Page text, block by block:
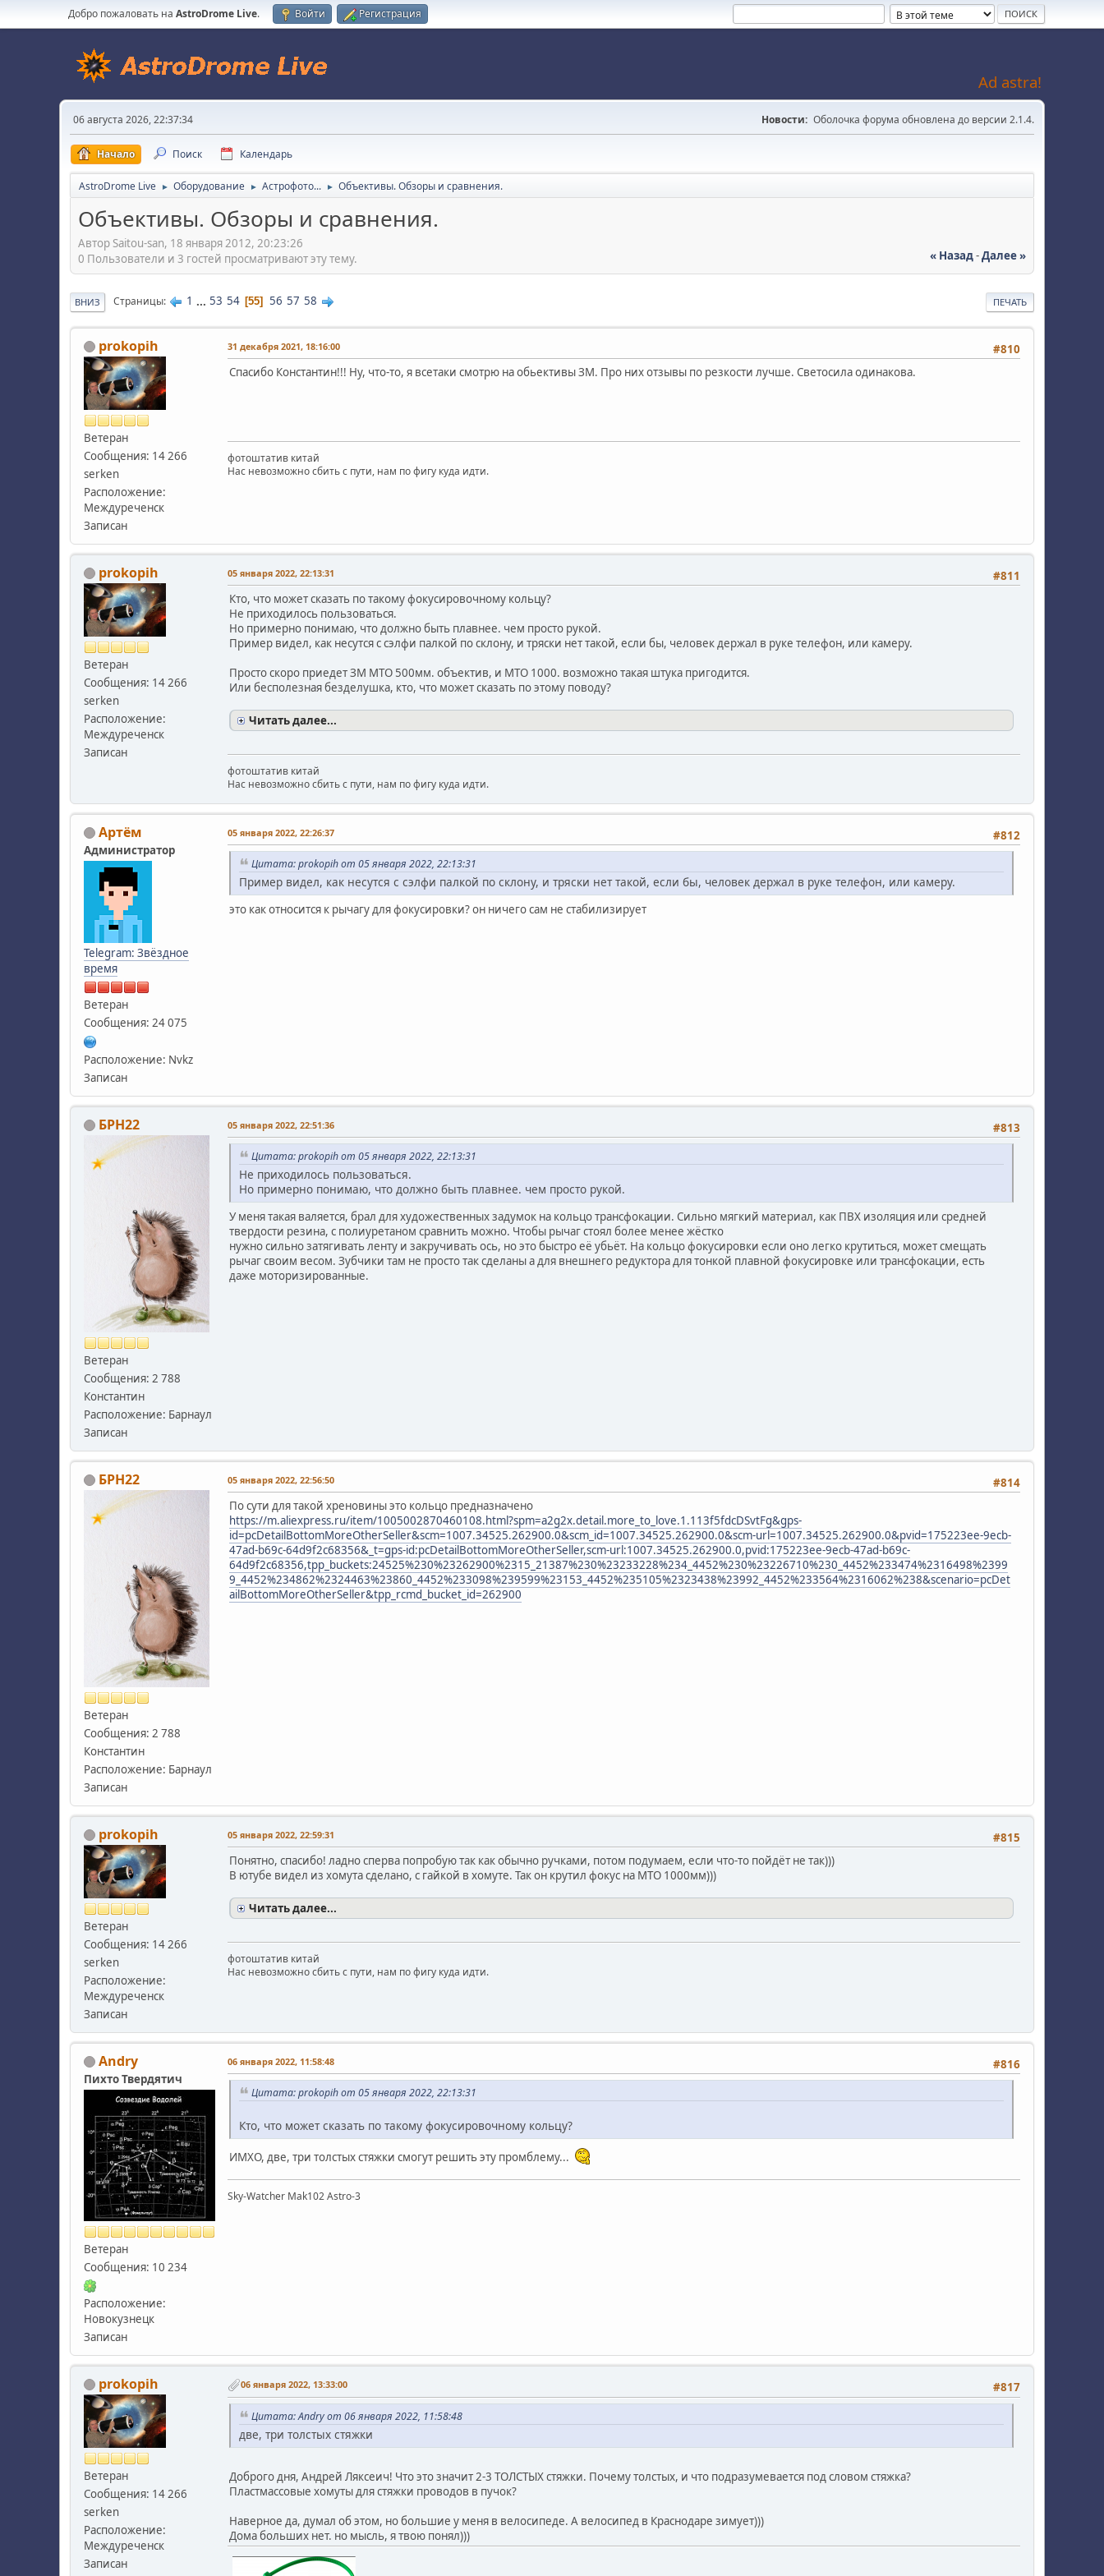
Добро пожаловать на AstroDrome Live. Войти Регистрация
Ad astra!
06 августа 2026, 22:37:34 Новости: Оболочка форума обновлена до версии 2.1.4.
Начало Поиск Календарь
AstroDrome Live ► Оборудование ► Астрофото... ► Объективы. Обзоры и сравнения.
Объективы. Обзоры и сравнения.
Автор Saitou-san, 18 января 2012, 20:23:26
« Назад-Далее »
0 Пользователи и 3 гостей просматривают эту тему.
ПЕЧАТЬ
ВНИЗ Страницы 1 ... 53 54 55 56 57 58
prokopih
Ветеран
Сообщения: 14 266
serken
Расположение:
Междуреченск
Записан
#810
31 декабря 2021, 18:16:00
Спасибо Константин!!! Ну, что-то, я всетаки смотрю на обьективы ЗМ. Про них отзывы по резкости лучше. Светосила одинакова.
фотоштатив китай
Нас невозможно сбить с пути, нам по фигу куда идти.
prokopih
Ветеран
Сообщения: 14 266
serken
Расположение:
Междуреченск
Записан
#811
05 января 2022, 22:13:31
Кто, что может сказать по такому фокусировочному кольцу?
Не приходилось пользоваться.
Но примерно понимаю, что должно быть плавнее. чем просто рукой.
Пример видел, как несутся с сэлфи палкой по склону, и тряски нет такой, если бы, человек держал в руке телефон, или камеру.
Просто скоро приедет ЗМ МТО 500мм. объектив, и МТО 1000. возможно такая штука пригодится.
Или бесполезная безделушка, кто, что может сказать по этому поводу?
Читать далее...
фотоштатив китай
Нас невозможно сбить с пути, нам по фигу куда идти.
Артём
Администратор
Telegram: Звёздное
время
Ветеран
Сообщения: 24 075
Расположение: Nvkz
Записан
#812
05 января 2022, 22:26:37
Цитата: prokopih от 05 января 2022, 22:13:31
Пример видел, как несутся с сэлфи палкой по склону, и тряски нет такой, если бы, человек держал в руке телефон, или камеру.
это как относится к рычагу для фокусировки? он ничего сам не стабилизирует
БРН22
Ветеран
Сообщения: 2 788
Константин
Расположение: Барнаул
Записан
#813
05 января 2022, 22:51:36
Цитата: prokopih от 05 января 2022, 22:13:31
Не приходилось пользоваться.
Но примерно понимаю, что должно быть плавнее. чем просто рукой.
У меня такая валяется, брал для художественных задумок на кольцо трансфокации. Сильно мягкий материал, как ПВХ изоляция или средней
твердости резина, с полиуретаном сравнить можно. Чтобы рычаг стоял более менее жёстко
нужно сильно затягивать ленту и закручивать ось, но это быстро её убьёт. На кольцо фокусировки если оно легко крутиться, может смещать
рычаг своим весом. Зубчики там не просто так сделаны а для внешнего редуктора для тонкой плавной фокусировке или трансфокации, есть
даже моторизированные.
БРН22
Ветеран
Сообщения: 2 788
Константин
Расположение: Барнаул
Записан
#814
05 января 2022, 22:56:50
По сути для такой хреновины это кольцо предназначено
https://m.aliexpress.ru/item/1005002870460108.html?spm=a2g2x.detail.more_to_love.1.113f5fdcDSvtFg&gps-
id=pcDetailBottomMoreOtherSeller&scm=1007.34525.262900.0&scm_id=1007.34525.262900.0&scm-url=1007.34525.262900.0&pvid=175223ee-9ecb-
47ad-b69c-64d9f2c68356&_t=gps-id:pcDetailBottomMoreOtherSeller,scm-url:1007.34525.262900.0,pvid:175223ee-9ecb-47ad-b69c-
64d9f2c68356,tpp_buckets:24525%230%23262900%2315_21387%230%23233228%234_4452%230%23226710%230_4452%233474%2316498%2399
9_4452%234862%2324463%23860_4452%233098%239599%23153_4452%235105%2323438%23992_4452%233564%2316062%238&scenario=pcDet
ailBottomMoreOtherSeller&tpp_rcmd_bucket_id=262900
prokopih
Ветеран
Сообщения: 14 266
serken
Расположение:
Междуреченск
Записан
#815
05 января 2022, 22:59:31
Понятно, спасибо! ладно сперва попробую так как обычно ручками, потом подумаем, если что-то пойдёт не так)))
В ютубе видел из хомута сделано, с гайкой в хомуте. Так он крутил фокус на МТО 1000мм)))
Читать далее...
фотоштатив китай
Нас невозможно сбить с пути, нам по фигу куда идти.
Andry
Пихто Твердятич
Ветеран
Сообщения: 10 234
Расположение:
Новокузнецк
Записан
#816
06 января 2022, 11:58:48
Цитата: prokopih от 05 января 2022, 22:13:31
Кто, что может сказать по такому фокусировочному кольцу?
ИМХО, две, три толстых стяжки смогут решить эту промблему...
Sky-Watcher Mak102 Astro-3
prokopih
Ветеран
Сообщения: 14 266
serken
Расположение:
Междуреченск
Записан
#817
06 января 2022, 13:33:00
Цитата: Andry от 06 января 2022, 11:58:48
две, три толстых стяжки
Доброго дня, Андрей Ляксеич! Что это значит 2-3 ТОЛСТЫХ стяжки. Почему толстых, и что подразумевается под словом стяжка?
Пластмассовые хомуты для стяжки проводов в пучок?
Наверное да, думал об этом, но большие у меня в велосипеде. А велосипед в Краснодаре зимует)))
Дома больших нет. но мысль, я твою понял)))